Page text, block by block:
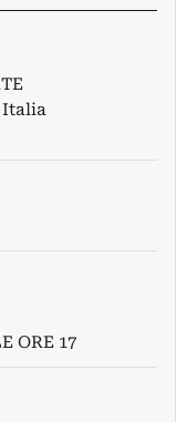
Italia
ORE 17